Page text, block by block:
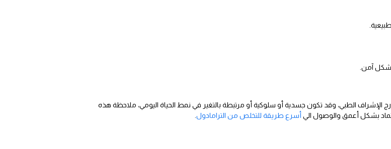
آمن.
الإشراف الطبي، وقد تكون جسدية أو سلوكية أو مرتبطة بالتغير في نمط الحياة اليومي، ملاحظة هذه
بشكل أعمق والوصول الي أسرع طريقة للتخلص من الترامادول